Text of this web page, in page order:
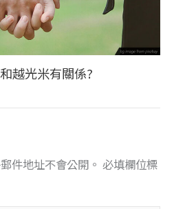
越光米有關係?
件地址不會公開。 必填欄位標